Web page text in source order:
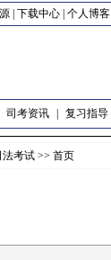
下载中心 个人博客
司考资讯 复习指导
法考试 >> 首页